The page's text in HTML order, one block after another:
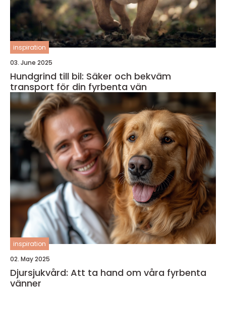
inspiration
03. June 2025
Hundgrind till bil: Säker och bekväm
transport för din fyrbenta vän
inspiration
02. May 2025
Djursjukvård: Att ta hand om våra fyrbenta
vänner